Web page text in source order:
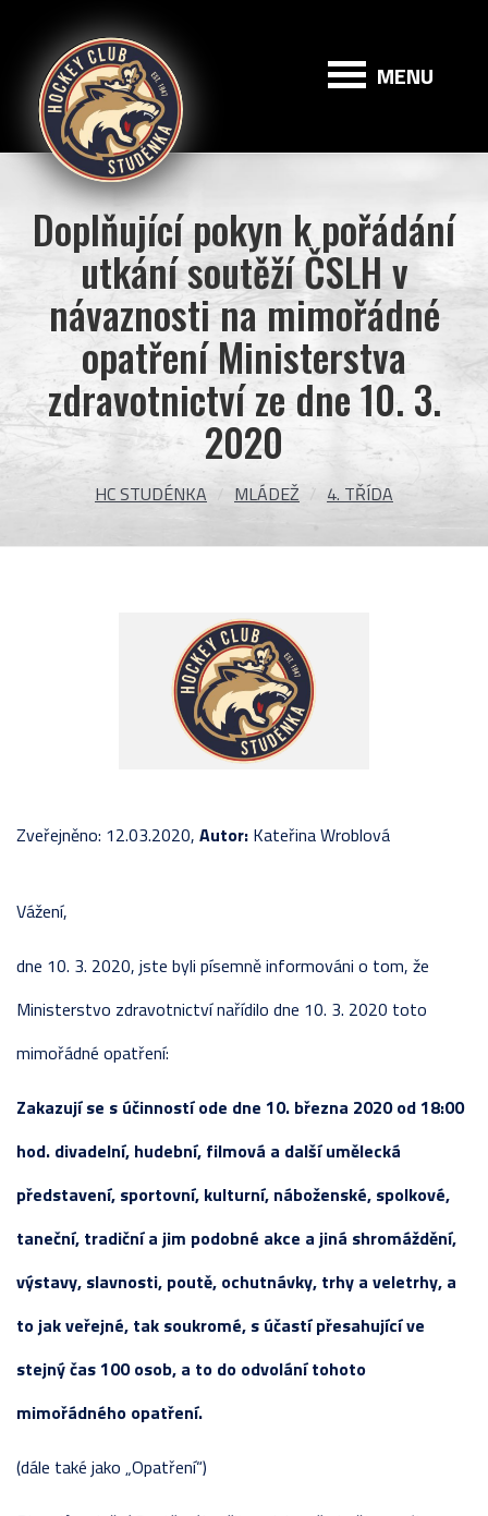
Studénka
MENU
Doplňující pokyn k pořádání
utkání soutěží ČSLH v
návaznosti na mimořádné
opatření Ministerstva
zdravotnictví ze dne 10. 3.
2020
HC STUDÉNKA MLÁDEŽ 4. TŘÍDA
Zveřejněno: 12.03.2020, Autor: Kateřina Wroblová
Vážení,
dne 10. 3. 2020, jste byli písemně informováni o tom, že
Ministerstvo zdravotnictví nařídilo dne 10. 3. 2020 toto
mimořádné opatření:
Zakazují se s účinností ode dne 10. března 2020 od 18:00
hod. divadelní, hudební, filmová a další umělecká
představení, sportovní, kulturní, náboženské, spolkové,
taneční, tradiční a jim podobné akce a jiná shromáždění,
výstavy, slavnosti, poutě, ochutnávky, trhy a veletrhy, a
to jak veřejné, tak soukromé, s účastí přesahující ve
stejný čas 100 osob, a to do odvolání tohoto
mimořádného opatření.
(dále také jako „Opatření“)